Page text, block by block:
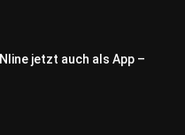
jetzt auch als App –